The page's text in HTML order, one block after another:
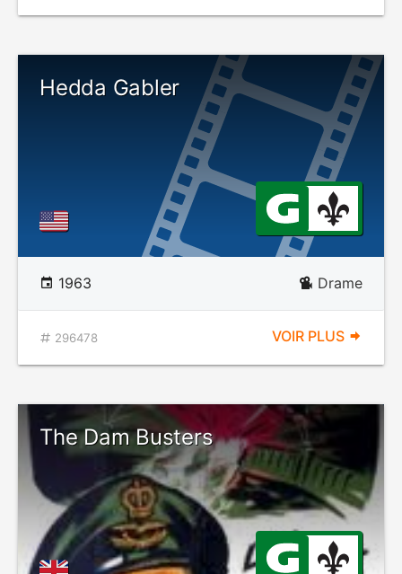
Hedda Gabler
1963 Drame
296478 VOIR PLUS
The Dam Busters